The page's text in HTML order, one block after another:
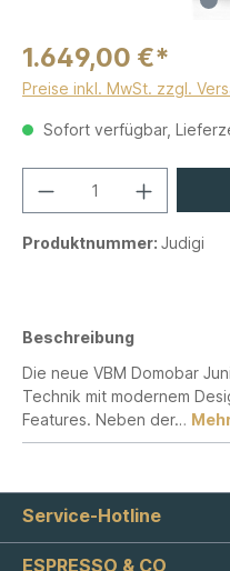
1.649,00 €*
Preise inkl. MwSt. zzgl.
Sofort verfügbar,
Produktnummer: Judigi
Beschreibung
Die neue VBM Domobar
Technik mit modernem
Features. Neben der…
Service-Hotline
ESPRESSO & CO